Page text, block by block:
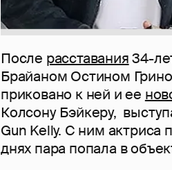
После расставания34-
Брайаном Остином
приковано к ней и ее
Колсону Бэйкеру,
Gun Kelly. С ним актриса
днях пара попала в